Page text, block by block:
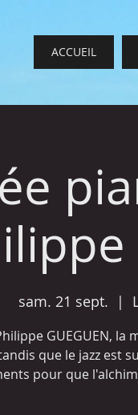
ACCUEIL
sam. 21 sept.
  |
GUEGUEN, la
que le jazz est
pour que